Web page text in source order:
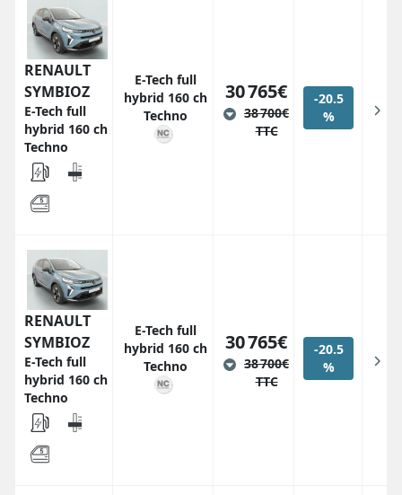
RENAULT
SYMBIOZ
E-Tech full
hybrid 160 ch
Techno
E-Tech full
hybrid 160 ch
Techno
30 765€
38 700€
TTC
-20.5
%
RENAULT
SYMBIOZ
E-Tech full
hybrid 160 ch
Techno
E-Tech full
hybrid 160 ch
Techno
30 765€
38 700€
TTC
-20.5
%